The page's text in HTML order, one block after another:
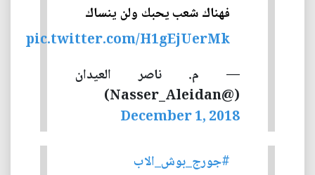
فهناك شعب يحبك ولن ينساك
pic.twitter.com/H1gEjUerMk
— م. ناصر العيدان
(@Nasser_Aleidan)
December 1, 2018
#جورج_بوش_الاب